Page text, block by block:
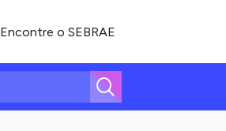
Encontre o SEBRAE